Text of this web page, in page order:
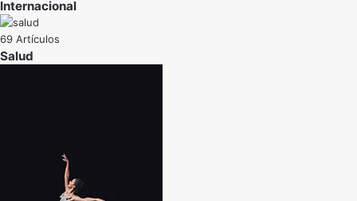
Internacional
69 Artículos
Salud